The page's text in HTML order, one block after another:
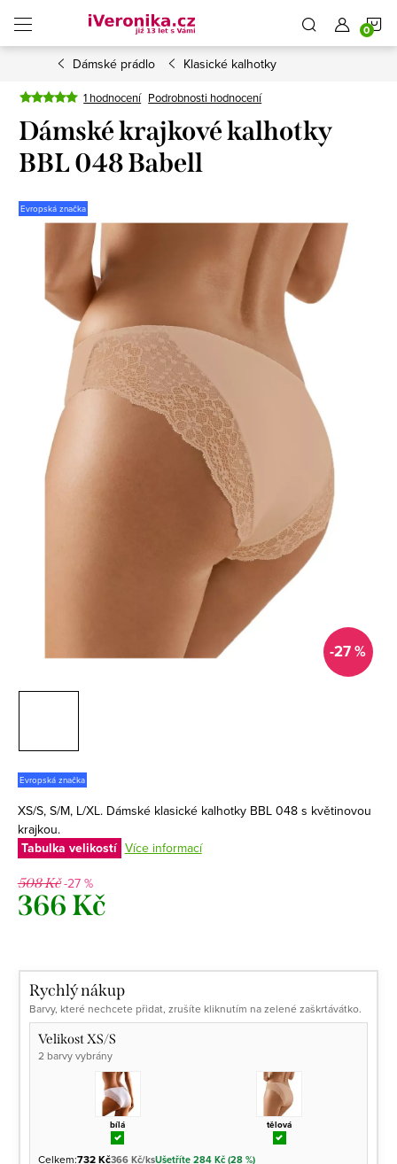
obsah
Dámské prádlo Klasické kalhotky
1 hodnocení Podrobnosti hodnocení
Dámské krajkové kalhotky
BBL 048 Babell
Evropská značka
-27 %
Evropská značka
XS/S, S/M, L/XL. Dámské klasické kalhotky BBL 048 s květinovou
krajkou.
Tabulka velikostí Více informací
508 Kč-27 %
366 Kč
Rychlý nákup
Barvy, které nechcete přidat, zrušíte kliknutím na zelené zaškrtávátko.
Velikost XS/S
2 barvy vybrány
bílá tělová
Celkem:732 Kč366 Kč/ksUšetříte 284 Kč (28 %)